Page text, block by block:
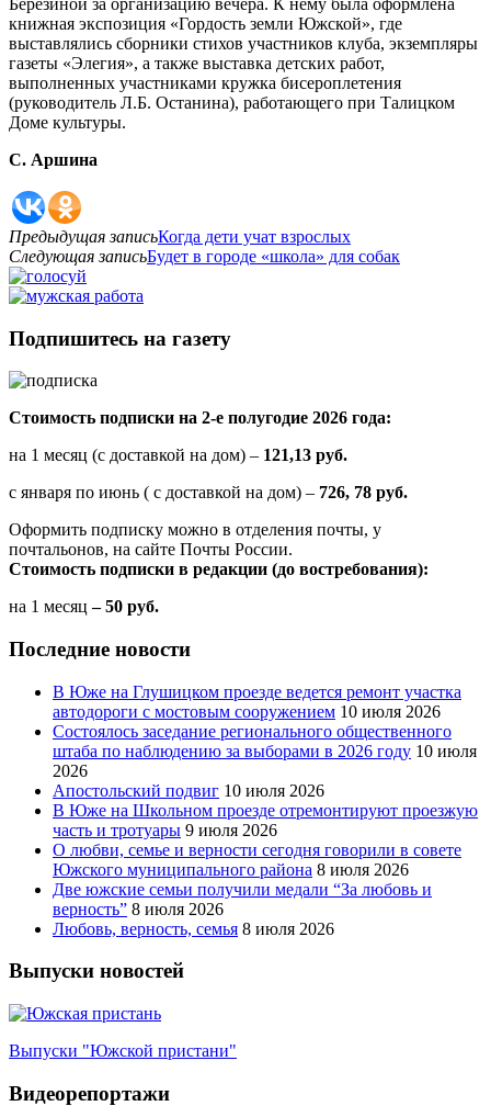
книжная экспозиция «Гордость земли Южской», где
выставлялись сборники стихов участников клуба, экземпляры
газеты «Элегия», а также выставка детских работ,
выполненных участниками кружка бисероплетения
(руководитель Л.Б. Останина), работающего при Талицком
Доме культуры.
С. Аршина
Предыдущая записьКогда дети учат взрослых
Следующая записьБудет в городе «школа» для собак
Подпишитесь на газету
Стоимость подписки на 2-е полугодие 2026 года:
на 1 месяц (с доставкой на дом) – 121,13 руб.
с января по июнь ( с доставкой на дом) – 726, 78 руб.
Оформить подписку можно в отделения почты, у
почтальонов, на сайте Почты России.
Стоимость подписки в редакции (до востребования):
на 1 месяц – 50 руб.
Последние новости
В Юже на Глушицком проезде ведется ремонт участка
автодороги с мостовым сооружением 10 июля 2026
Состоялось заседание регионального общественного
штаба по наблюдению за выборами в 2026 году 10 июля
2026
Апостольский подвиг 10 июля 2026
В Юже на Школьном проезде отремонтируют проезжую
часть и тротуары 9 июля 2026
О любви, семье и верности сегодня говорили в совете
Южского муниципального района 8 июля 2026
Две южские семьи получили медали “За любовь и
верность” 8 июля 2026
Любовь, верность, семья 8 июля 2026
Выпуски новостей
Выпуски "Южской пристани"
Видеорепортажи